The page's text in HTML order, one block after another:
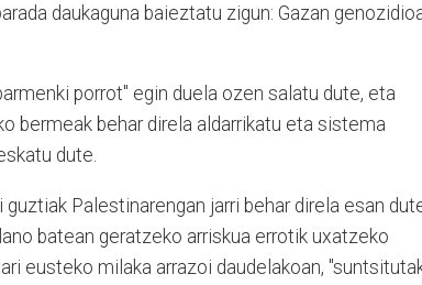
daukaguna baieztatu zigun: Gazan
porrot" egin duela ozen salatu dute, eta
bermeak behar direla aldarrikatu eta sistema
dute.
Palestinarengan jarri behar direla esan
batean geratzeko arriskua errotik uxatzeko
eusteko milaka arrazoi daudelakoan,